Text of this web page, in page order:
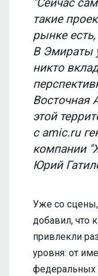
такие
рынке
В Эмираты
никто
Восточная
этой
с amic.ru
компании
Юрий
Уже со
добавил, что
привлекли
уровня: от
федеральных